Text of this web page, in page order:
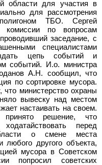
области для участия в
для рассмотрения
ТБО. Сергей
комиссии по вопросам
заседание, с
специалистами
цепь событий и
событий. И.о. министра
А.Н. сообщил, что
по сортировке мусора.
министерство охраны
вывеску над местом
настаивать на своем.
решение, что
перед
о смене места
любого другого объекта,
мусора в Советском
попросил советских